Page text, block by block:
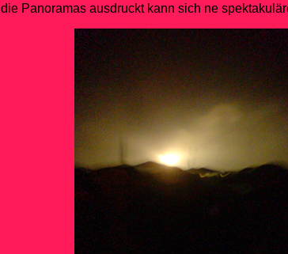
Panoramas ausdruckt kann sich ne